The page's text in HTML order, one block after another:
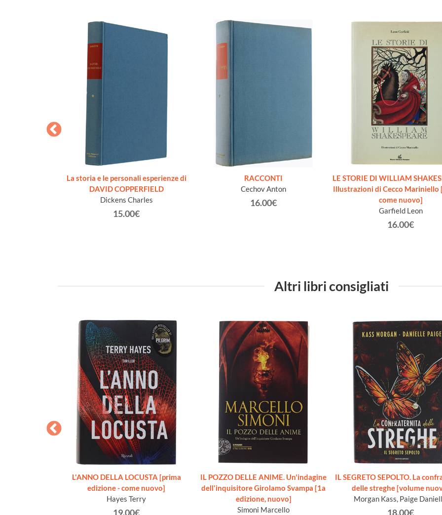
La storia e le personali esperienze di
DAVID COPPERFIELD
Dickens Charles
15.00€
RACCONTI
Cechov Anton
16.00€
LE STORIE DI WILLIAM
Illustrazioni di Cecco Mariniello
come nuovo]
Garfield Leon
16.00€
Altri libri consigliati
L'ANNO DELLA LOCUSTA [prima
edizione - come nuovo]
Hayes Terry
19.00€
IL POZZO DELLE ANIME. Un'indagine
dell'inquisitore Girolamo Svampa [1a
edizione, nuovo]
Simoni Marcello
IL SEGRETO SEPOLTO. La
delle streghe [volume
Morgan Kass, Paige
18.00€